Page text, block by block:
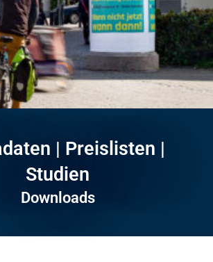
| Preislisten |
Studien
Downloads